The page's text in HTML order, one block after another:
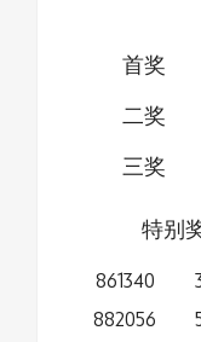
首奖
二奖
三奖
特别
861340
882056